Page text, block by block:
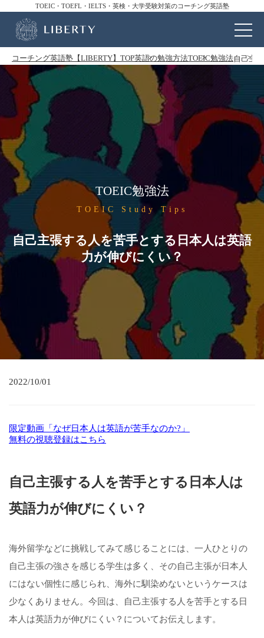
TOEIC・TOEFL・IELTS・英検・大学受験対策のコーチング英語塾
コーチング英語塾【LIBERTY】TOP英語の勉強方法TOEIC勉強法自己主
TOEIC勉強法
TOEIC Study Tips
自己主張する人を苦手とする日本人は英語
力が伸びにくい？
2022/10/01
限定動画「なぜ日本人は英語が苦手なのか?」
無料の視聴登録はこちら
自己主張する人を苦手とする日本人は
英語力が伸びにくい？
海外留学などに挑戦してみて感じることには、一人ひとりの
自己主張の強さを感じる学生は多く、その自己主張が日本人
にはない個性に感じられ、海外に馴染めないというケースは
少なくありません。今回は、自己主張する人を苦手とする日
本人は英語力が伸びにくい？についてお伝えします。